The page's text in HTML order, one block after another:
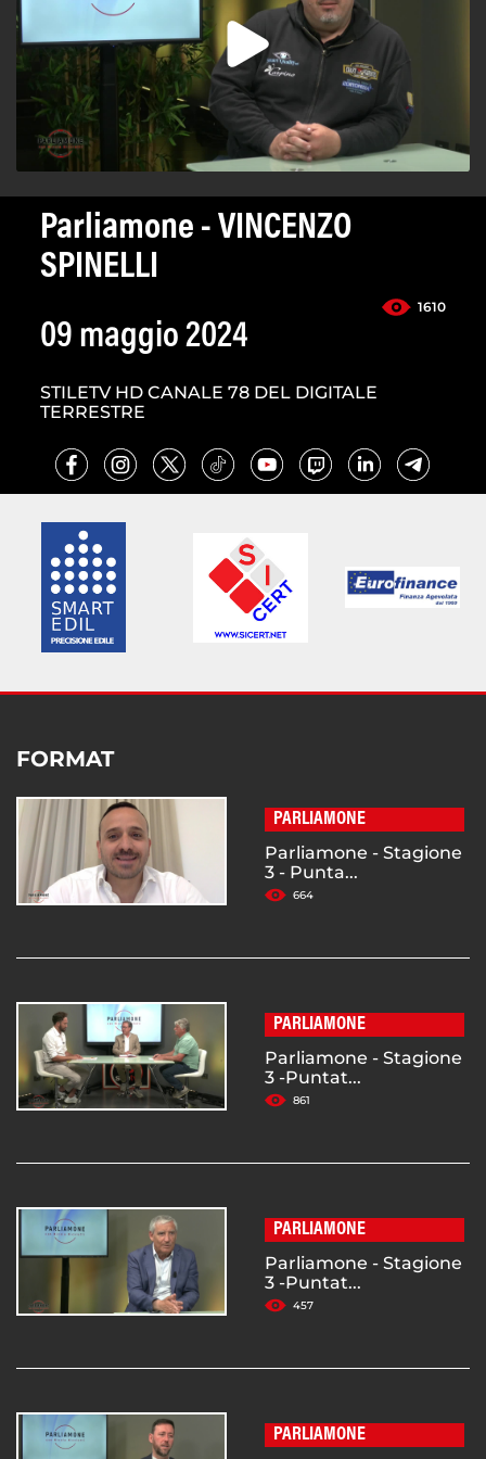
Parliamone - VINCENZO
SPINELLI
1610
09 maggio 2024
STILETV HD CANALE 78 DEL DIGITALE
TERRESTRE
FORMAT
PARLIAMONE
Parliamone - Stagione
3 - Punta...
664
PARLIAMONE
Parliamone - Stagione
3 -Puntat...
861
PARLIAMONE
Parliamone - Stagione
3 -Puntat...
457
PARLIAMONE